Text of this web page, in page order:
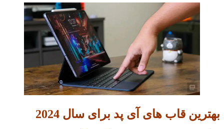
بهترین قاب های آی پد برای سال 2024